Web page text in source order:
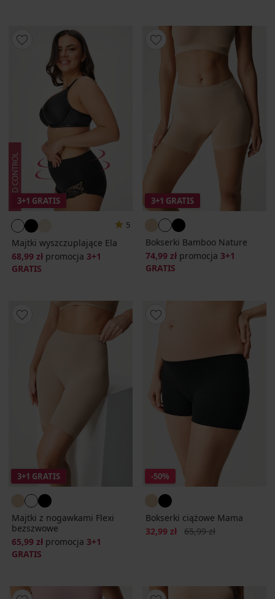
3+1 GRATIS
5
Majtki wyszczuplające Ela
68,99 zł promocja 3+1
GRATIS
3+1 GRATIS
Bokserki Bamboo Nature
74,99 zł promocja 3+1
GRATIS
3+1 GRATIS
Majtki z nogawkami Flexi
bezszwowe
65,99 zł promocja 3+1
GRATIS
-50%
Bokserki ciążowe Mama
Zniżka
32,99 zł Pierwotna cena
65,99 zł